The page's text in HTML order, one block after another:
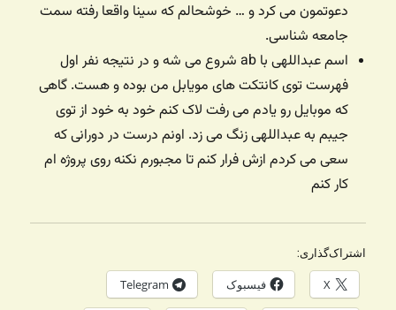
دعوتمون می کرد و … خوشحالم که سینا واقعا رفته سمت
جامعه شناسی.
اسم عبداللهی با ab شروع می شه و در نتیجه نفر اول
فهرست توی کانتکت های مویابل من بوده و هست. گاهی
که موبایل رو یادم می رفت لاک کنم خود به خود از توی
جیبم به عبداللهی زنگ می زد. اونم درست در دورانی که
سعی می کردم ازش فرار کنم تا مجبورم نکنه روی پروژه ام
کار کنم
اشتراک‌گذاری:
X فیسبوک Telegram